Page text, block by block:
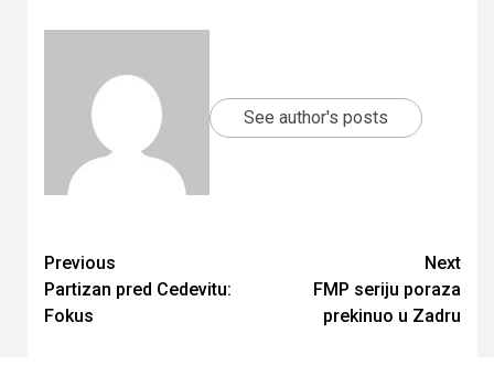
See author's posts
Continue
Reading
Previous
Partizan pred Cedevitu:
Fokus
Next
FMP seriju poraza
prekinuo u Zadru